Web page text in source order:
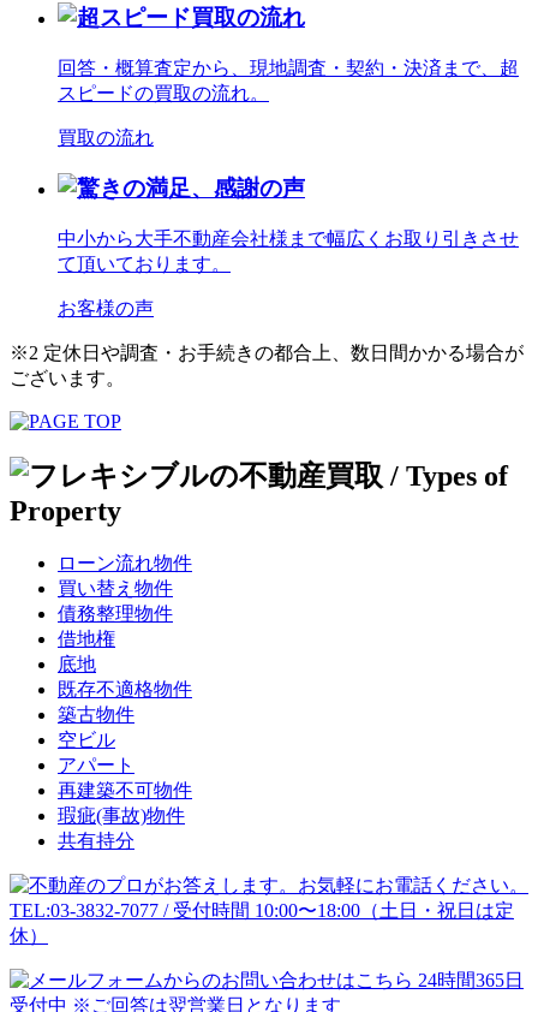
回答・概算査定から、現地調査・契約・決済まで、超
スピードの買取の流れ。
買取の流れ
中小から大手不動産会社様まで幅広くお取り引きさせ
て頂いております。
お客様の声
※2 定休日や調査・お手続きの都合上、数日間かかる場合が
ございます。
ローン流れ物件
買い替え物件
債務整理物件
借地権
底地
既存不適格物件
築古物件
空ビル
アパート
再建築不可物件
瑕疵(事故)物件
共有持分